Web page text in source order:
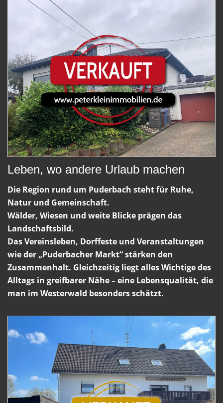
Leben, wo andere Urlaub machen
Die Region rund um Puderbach steht für Ruhe,
Natur und Gemeinschaft.
Wälder, Wiesen und weite Blicke prägen das
Landschaftsbild.
Das Vereinsleben, Dorffeste und Veranstaltungen
wie der „Puderbacher Markt“ stärken den
Zusammenhalt. Gleichzeitig liegt alles Wichtige des
Alltags in greifbarer Nähe – eine Lebensqualität, die
man im Westerwald besonders schätzt.